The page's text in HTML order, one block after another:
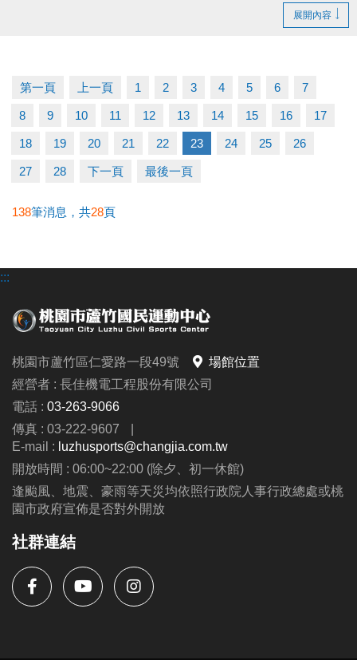
若有相關問題，請不吝撥打03-2639066 #115、116
展開內容
第一頁 上一頁 1 2 3 4 5 6 7
8 9 10 11 12 13 14 15 16 17
18 19 20 21 22 23 24 25 26
27 28 下一頁 最後一頁
138筆消息，共28頁
:::
桃園市蘆竹區仁愛路一段49號
場館位置
經營者 : 長佳機電工程股份有限公司
電話 : 03-263-9066
傳真 : 03-222-9607
|
E-mail : luzhusports@changjia.com.tw
開放時間 : 06:00~22:00 (除夕、初一休館)
逢颱風、地震、豪雨等天災均依照行政院人事行政總處或桃
園市政府宣佈是否對外開放
社群連結